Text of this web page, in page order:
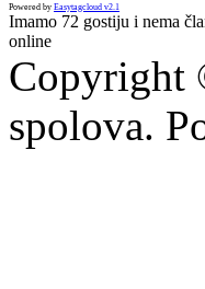
Powered by Easytagcloud v2.1
Imamo 72 gostiju i nema
online
Copyright
spolova.